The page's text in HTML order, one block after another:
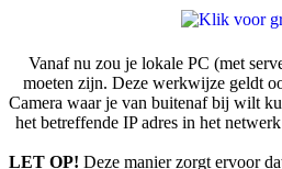
Vanaf nu zou je lokale PC (met
moeten zijn. Deze werkwijze geldt
Camera waar je van buitenaf bij wilt
het betreffende IP adres in het
LET OP! Deze manier zorgt ervoor